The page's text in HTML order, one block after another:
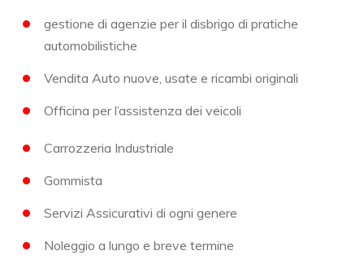
gestione di agenzie per il disbrigo di pratiche
automobilistiche
Vendita Auto nuove, usate e ricambi originali
Officina per l’assistenza dei veicoli
Carrozzeria Industriale
Gommista
Servizi Assicurativi di ogni genere
Noleggio a lungo e breve termine